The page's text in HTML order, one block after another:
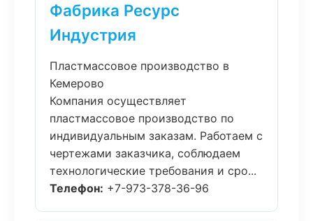
Фабрика Ресурс
Индустрия
Пластмассовое производство в
Кемерово
Компания осуществляет
пластмассовое производство по
индивидуальным заказам. Работаем с
чертежами заказчика, соблюдаем
технологические требования и сро...
Телефон: +7-973-378-36-96